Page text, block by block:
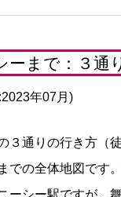
まで：３通
年07月)
３通りの行き方（
での全体地図です
ーシー駅ですが、